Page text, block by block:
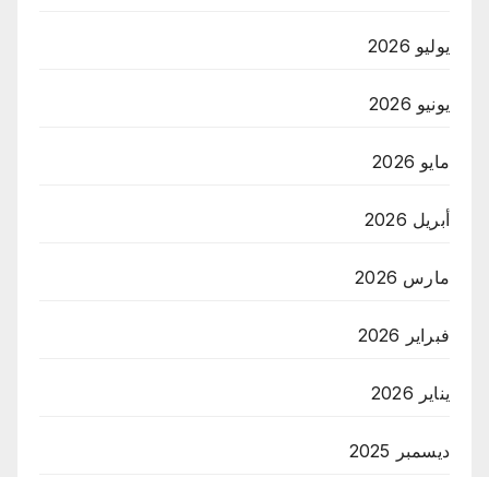
يوليو 2026
يونيو 2026
مايو 2026
أبريل 2026
مارس 2026
فبراير 2026
يناير 2026
ديسمبر 2025